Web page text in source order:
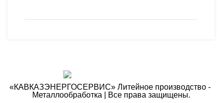
«КАВКАЗЭНЕРГОСЕРВИС» ​Литейное производство - ​
Металлообработка | Все права защищены.